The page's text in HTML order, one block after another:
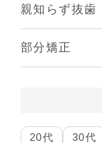
親知らず抜歯
部分矯正
20代 30代